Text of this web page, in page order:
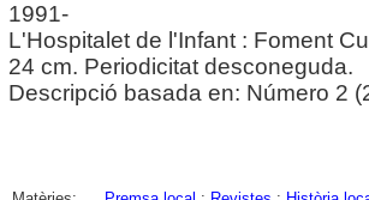
1991-
L'Hospitalet de l'Infant : Foment
24 cm. Periodicitat desconeguda.
Descripció basada en: Número 2